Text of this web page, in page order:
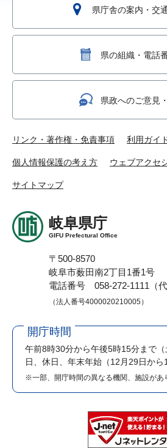
県庁舎の案内・交
県の組織・電話
県政へのご意見
リンク・著作権・免責事項 利用ガイ
個人情報保護の考え方 ウェブアクセ
サイトマップ
岐阜県庁
GIFU Prefectural Office
〒500-8570
岐阜市薮田南2丁目1番1号
電話番号 058-272-1111（代
（法人番号4000020210005）
開庁時間
午前8時30分から午後5時15分まで
日、休日、年末年始（12月29日から
※一部、開庁時間の異なる機関、施設があ